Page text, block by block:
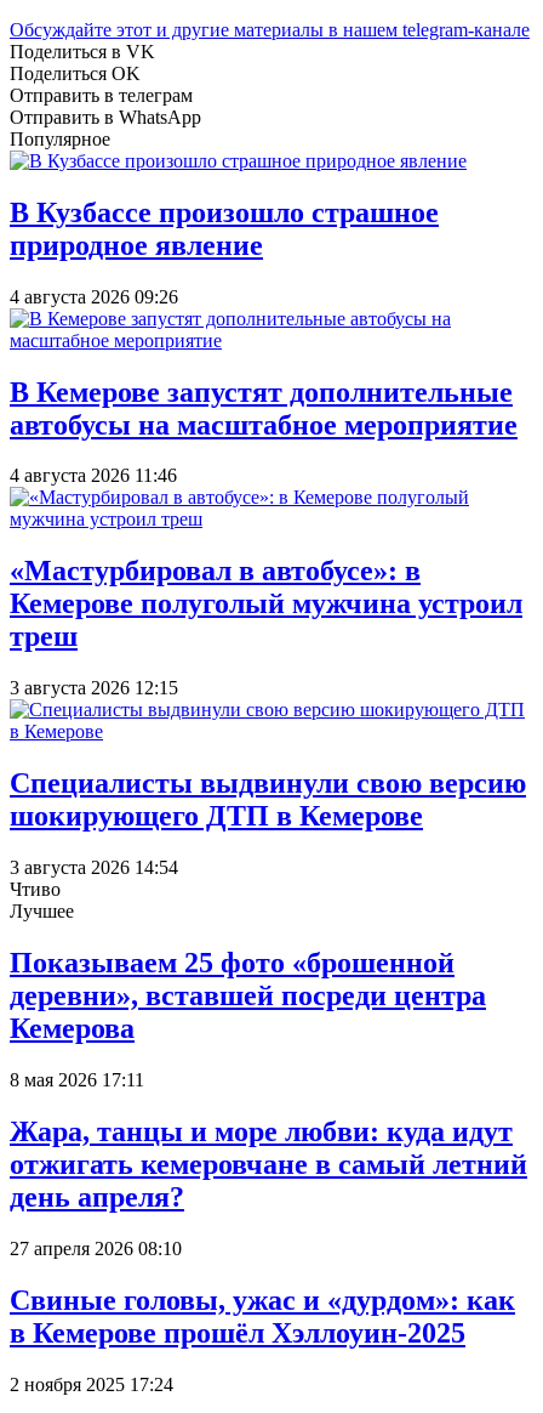
Обсуждайте этот и другие материалы в нашем telegram-канале
Поделиться в VK
Поделиться OK
Отправить в телеграм
Отправить в WhatsApp
Популярное
В Кузбассе произошло страшное
природное явление
4 августа 2026 09:26
В Кемерове запустят дополнительные
автобусы на масштабное мероприятие
4 августа 2026 11:46
«Мастурбировал в автобусе»: в
Кемерове полуголый мужчина устроил
треш
3 августа 2026 12:15
Специалисты выдвинули свою версию
шокирующего ДТП в Кемерове
3 августа 2026 14:54
Чтиво
Лучшее
Показываем 25 фото «брошенной
деревни», вставшей посреди центра
Кемерова
8 мая 2026 17:11
Жара, танцы и море любви: куда идут
отжигать кемеровчане в самый летний
день апреля?
27 апреля 2026 08:10
Свиные головы, ужас и «дурдом»: как
в Кемерове прошёл Хэллоуин-2025
2 ноября 2025 17:24